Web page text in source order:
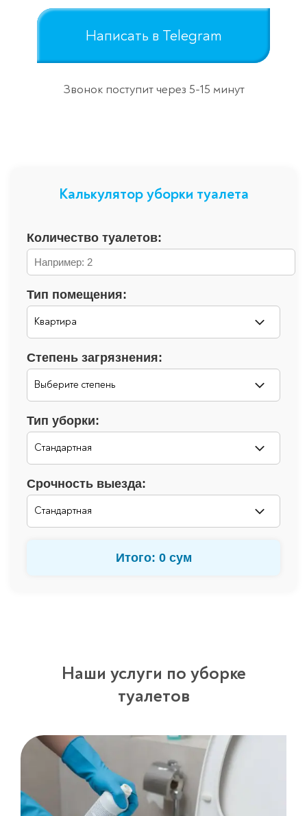
Написать в Telegram
Звонок поступит через 5-15 минут
Калькулятор уборки туалета
Количество туалетов:
Тип помещения:
Степень загрязнения:
Тип уборки:
Срочность выезда:
Итого: 0сум
Наши услуги по уборке
туалетов